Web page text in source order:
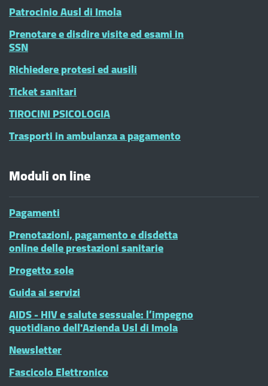
Patrocinio Ausl di Imola
Prenotare e disdire visite ed esami in
SSN
Richiedere protesi ed ausili
Ticket sanitari
TIROCINI PSICOLOGIA
Trasporti in ambulanza a pagamento
Moduli on line
Pagamenti
Prenotazioni, pagamento e disdetta
online delle prestazioni sanitarie
Progetto sole
Guida ai servizi
AIDS - HIV e salute sessuale: l’impegno
quotidiano dell'Azienda Usl di Imola
Newsletter
Fascicolo Elettronico